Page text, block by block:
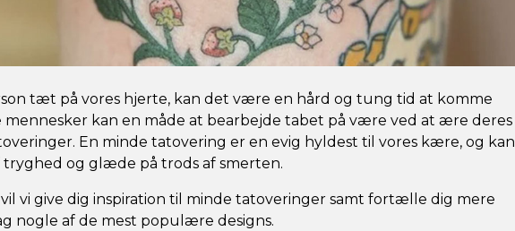
tæt på vores hjerte, kan det være en hård og tung tid at komme
mennesker kan en måde at bearbejde tabet på være ved at ære deres
En minde tatovering er en evig hyldest til vores kære, og kan
tryghed og glæde på trods af smerten.
vi give dig inspiration til minde tatoveringer samt fortælle dig mere
nogle af de mest populære designs.